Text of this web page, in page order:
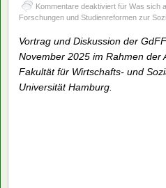
Kommentare deaktiviert für Was sich
Forschungen und Studienreformen zur
Vortrag und Diskussion der
November 2025 im Rahmen der
Fakultät für Wirtschafts- und
Universität Hamburg.